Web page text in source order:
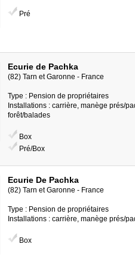
Pré
Ecurie de Pachka
(82) Tarn et Garonne - France
Type : Pension de propriétaires
Installations : carrière, manège prés/
forêt/balades
Box
Pré/Box
Ecurie De Pachka
(82) Tarn et Garonne - France
Type : Pension de propriétaires
Installations : carrière, manège prés/
Box